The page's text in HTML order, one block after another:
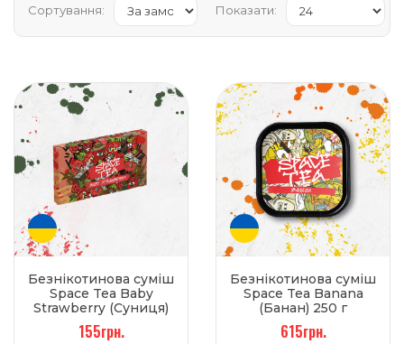
Сортування: Показати:
Безнікотинова суміш
Space Tea Baby
Strawberry (Суниця)
40 г
155грн.
Безнікотинова суміш
Space Tea Banana
(Банан) 250 г
615грн.